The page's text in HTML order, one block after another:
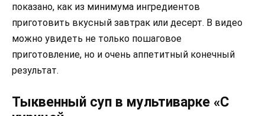
показано, как из минимума ингредиентов
приготовить вкусный завтрак или десерт. В видео
можно увидеть не только пошаговое
приготовление, но и очень аппетитный конечный
результат.
Тыквенный суп в мультиварке «С